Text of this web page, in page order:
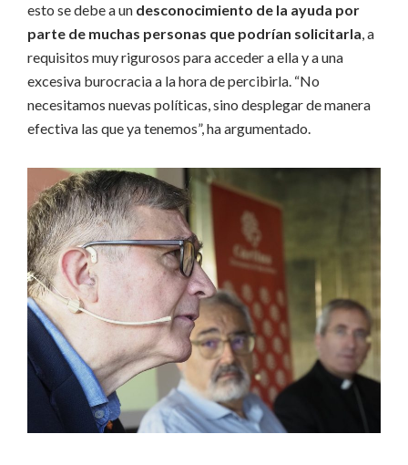
esto se debe a un desconocimiento de la ayuda por
parte de muchas personas que podrían solicitarla, a
requisitos muy rigurosos para acceder a ella y a una
excesiva burocracia a la hora de percibirla. “No
necesitamos nuevas políticas, sino desplegar de manera
efectiva las que ya tenemos”, ha argumentado.